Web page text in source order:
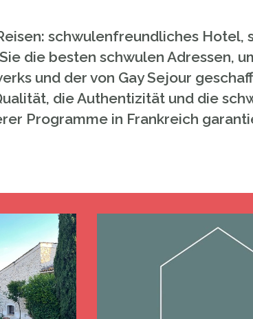
schwulenfreundliches Hotel,
die besten schwulen Adressen,
und der von Gay Sejour
die Authentizität und die
Programme in Frankreich